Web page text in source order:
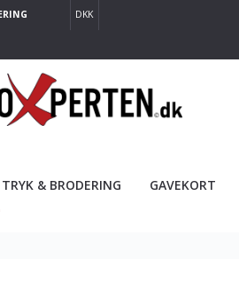
DKK
TRYK & BRODERING GAVEKORT